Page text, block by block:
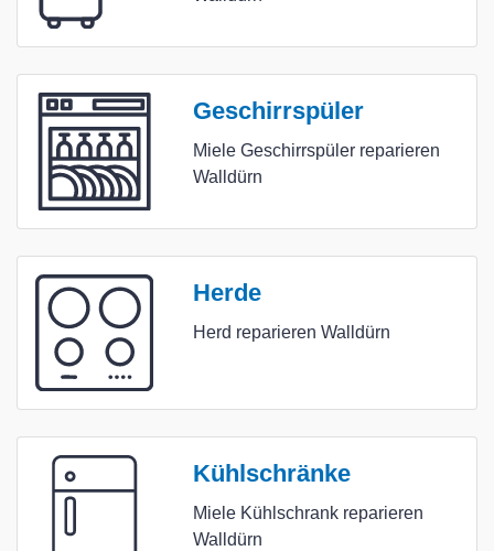
Geschirrspüler
Miele Geschirrspüler reparieren
Walldürn
Herde
Herd reparieren Walldürn
Kühlschränke
Miele Kühlschrank reparieren
Walldürn